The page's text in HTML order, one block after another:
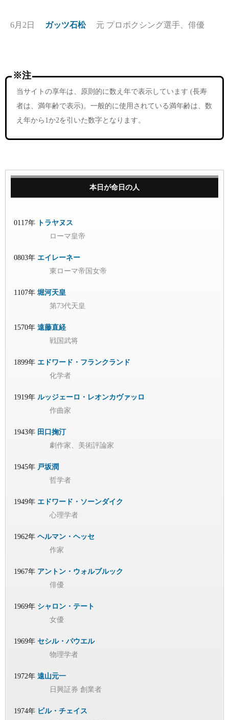
6月2日 ガッツ石松 元 プロボクシング選手、俳優
※注
当サイトの享年は、原則的に数え年で表示しています (長寿
者は、満年齢で表示)。一般的に使用されている満年齢は、数
え年から1か2を引いた数字となります。
本日が命日の人
0117年
トラヤヌス
ローマ皇帝
0803年 エイレーネー
東ローマ帝国女帝
1107年 堀河天皇
第73代天皇
1570年 遠藤直経
戦国武将
1899年 エドワード・フランクランド
化学者
1919年 ルッジェーロ・レオンカヴァッロ
作曲家
1943年 田口掬汀
劇作家、美術評論家
1945年 戸坂潤
哲学者
1949年 エドワード・ソーンダイク
心理学者
1962年 ヘルマン・ヘッセ
作家
1967年 アントン・ウォルブルック
俳優
1969年 シャロン・テート
女優
1969年 セシル・パウエル
物理学者
1972年 遠山元一
日興証券 創業者
1974年 ビル・チェイス